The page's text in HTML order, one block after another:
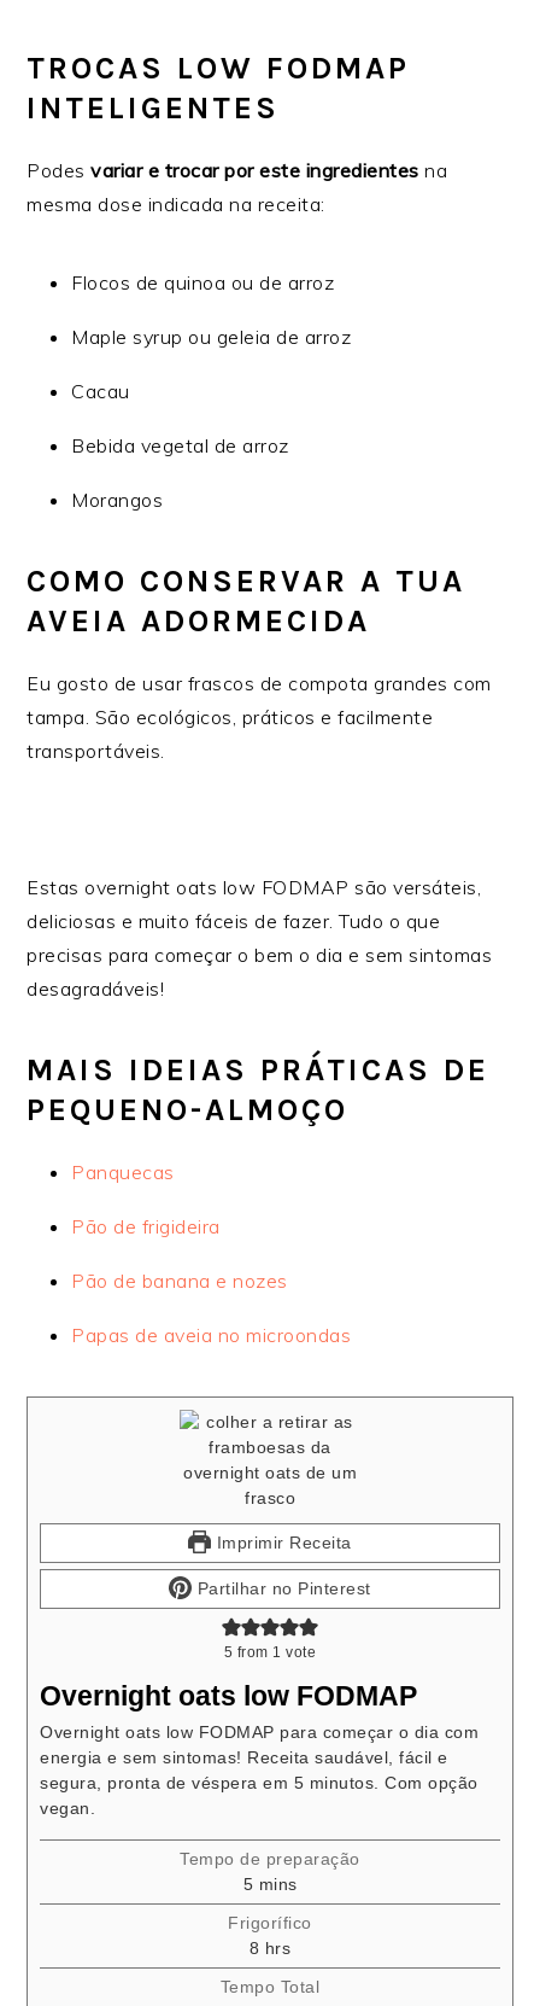
TROCAS LOW FODMAP
INTELIGENTES
Podesvariar e trocar por este ingredientes na
mesma dose indicada na receita:
Flocos de quinoa ou de arroz
Maple syrup ou geleia de arroz
Cacau
Bebida vegetal de arroz
Morangos
COMO CONSERVAR A TUA
AVEIA ADORMECIDA
Eu gosto de usar frascos de compota grandes com
tampa. São ecológicos, práticos e facilmente
transportáveis.
Estas overnight oats low FODMAP são versáteis,
deliciosas e muito fáceis de fazer. Tudo o que
precisas para começar o bem o dia e sem sintomas
desagradáveis!
MAIS IDEIAS PRÁTICAS DE
PEQUENO-ALMOÇO
Panquecas
Pão de frigideira
Pão de banana e nozes
Papas de aveia no microondas
Imprimir Receita
Partilhar no Pinterest
5 from 1 vote
Overnight oats low FODMAP
Overnight oats low FODMAP para começar o dia com
energia e sem sintomas! Receita saudável, fácil e
segura, pronta de véspera em 5 minutos. Com opção
vegan.
Tempo de preparação
5minutes
mins
Frigorífico
8 hours
hrs
Tempo Total